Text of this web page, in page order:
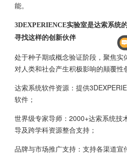
能。
3DEXPERIENCE实验室是达索系统
寻找这样的创新伙伴
处于种子期或概念验证阶段，聚焦实
对人类和社会产生积极影响的颠覆性
达索系统软件资源：提供
软件；
世界级专家导师：2000+达索系统技
导及跨学科资源整合支持；
品牌与市场推广支持：支持各渠道宣